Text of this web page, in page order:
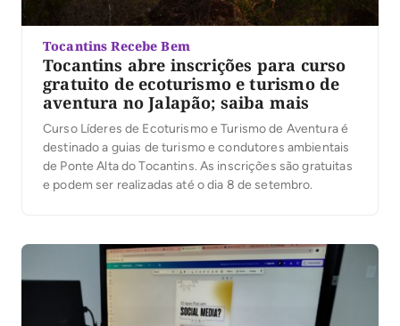
Tocantins Recebe Bem
Tocantins abre inscrições para curso
gratuito de ecoturismo e turismo de
aventura no Jalapão; saiba mais
Curso Líderes de Ecoturismo e Turismo de Aventura é
destinado a guias de turismo e condutores ambientais
de Ponte Alta do Tocantins. As inscrições são gratuitas
e podem ser realizadas até o dia 8 de setembro.